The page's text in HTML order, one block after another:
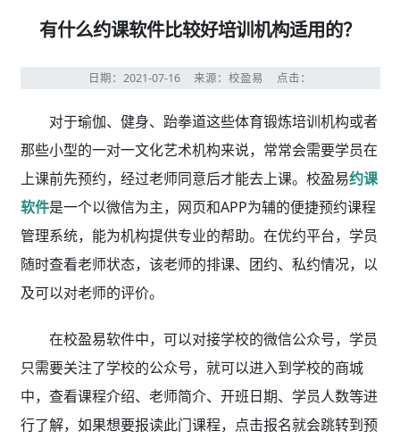
有什么约课软件比较好培训机构适用的？
日期：2021-07-16 来源：校盈易 点击：
对于瑜伽、健身、跆拳道这些体育锻炼培训机构或者
那些小型的一对一文化艺术机构来说，常常会需要学员在
上课前先预约，经过老师同意后才能去上课。校盈易约课
软件是一个以微信为主，网页和APP为辅的便捷预约课程
管理系统，能为机构提供专业的帮助。在优约平台，学员
随时查看老师状态，该老师的排课、团约、私约情况，以
及可以对老师的评价。
在校盈易软件中，可以对接学校的微信公众号，学员
只需要关注了学校的公众号，就可以进入到学校的商城
中，查看课程介绍、老师简介、开班日期、学员人数等进
行了解，如果想要报读此门课程，点击报名就会跳转到预